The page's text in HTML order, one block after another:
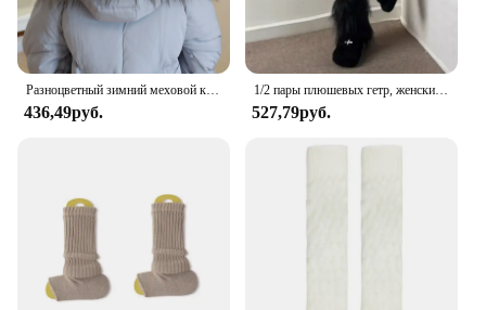
Разноцветный зимний меховой капюшон, теплый шарф из искусственного меха, Женское пальто, меховой воротник, шаль, Съемные мягкие плюшевые воротники, аксессуары
436,49руб.
1/2 пары плюшевых гетр, женские зимние длинные чулки из искусственного меха, теплые милые чулки в стиле Лолиты, пушистые белые носки для ботинок для девочек
527,79руб.